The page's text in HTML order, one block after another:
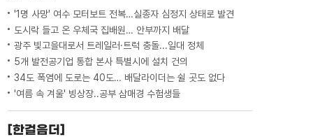
'1명 사망' 여수 모터보트 전복…실종자 심정지 상태로 발견
도시락 들고 온 우체국 집배원… 안부까지 배달
광주 빛고을대로서 트레일러·트럭 충돌...일대 정체
5개 발전공기업 통합 본사 특별시에 설치 건의
34도 폭염에 도로는 40도… 배달라이더는 쉴 곳도 없다
'여름 속 겨울' 빙상장..공부 삼매경 수험생들
[한걸음더]